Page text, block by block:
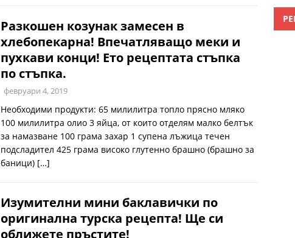
Разкошен козунак замесен в
хлебопекарна! Впечатляващо меки и
пухкави конци! Ето рецептата стъпка
по стъпка.
февруари 4, 2019
Необходими продукти: 65 милилитра топло прясно мляко
100 милилитра олио 3 яйца, от които отделям малко белтък
за намазване 100 грама захар 1 супена лъжица течен
подсладител 425 грама високо глутенно брашно (брашно за
баници) […]
Изумителни мини баклавички по
оригинална турска рецепта! Ще си
оближете пръстите!